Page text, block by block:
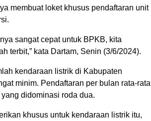
membuat loket khusus pendaftaran unit
sangat cepat untuk BPKB, kita
terbit,” kata Dartam, Senin (3/6/2024).
kendaraan listrik di Kabupaten
minim. Pendaftaran per bulan rata-rata
didominasi roda dua.
khusus untuk kendaraan listrik itu,